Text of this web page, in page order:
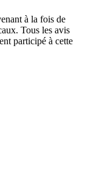
à la fois de
Tous les avis
participé à cette